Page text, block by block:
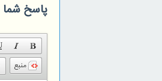
پاسخ شما
منبع